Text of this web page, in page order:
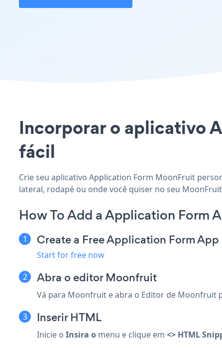
Incorporar o aplicativo
fácil
Crie seu aplicativo Application Form MoonFruit
lateral, rodapé ou onde você quiser no seu
How To Add a Application Form
Create a Free Application Form App
Start for free now
Abra o editor Moonfruit
Vá para Moonfruit e abra o Editor de Moonfruit
Inserir HTML
Inicie o Insira o menu e clique em <> HTML